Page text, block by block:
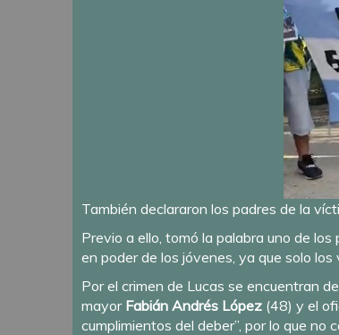
También declararon los padres de la
Previo a ello, tomó la palabra uno de
en poder de los jóvenes, ya que solo los
Por el crimen de Lucas se encuentran
mayor Fabián Andrés López (48) y el
cumplimientos del deber”, por lo que no